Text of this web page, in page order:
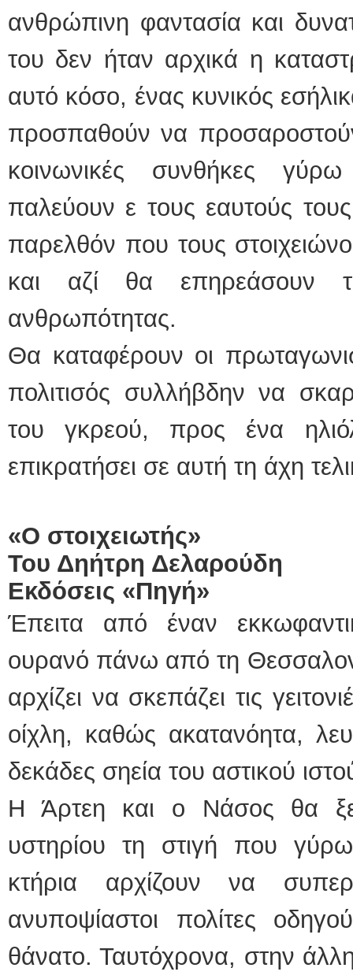
ανθρώπινη φαντασία και
του δεν ήταν αρχικά η
αυτό κόσο, ένας κυνικός
προσπαθούν να προσαροστούν
κοινωνικές συνθήκες
παλεύουν ε τους εαυτούς
παρελθόν που τους
και αζί θα επηρεάσουν
ανθρωπότητας.
Θα καταφέρουν οι
πολιτισός συλλήβδην να
του γκρεού, προς ένα
επικρατήσει σε αυτή τη άχη
«Ο στοιχειωτής»
Του Δηήτρη Δελαρούδη
Εκδόσεις «Πηγή»
Έπειτα από έναν
ουρανό πάνω από τη
αρχίζει να σκεπάζει τις
οίχλη, καθώς ακατανόητα,
δεκάδες σηεία του αστικού
Η Άρτεη και ο Νάσος θα
υστηρίου τη στιγή που
κτήρια αρχίζουν να
ανυποψίαστοι πολίτες
θάνατο. Ταυτόχρονα, στην